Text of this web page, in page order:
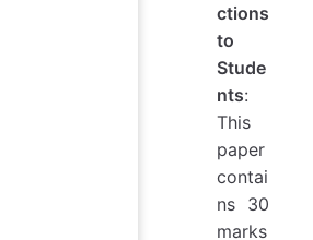
ctions
to
Stude
nts:
This
paper
contai
ns 30
marks